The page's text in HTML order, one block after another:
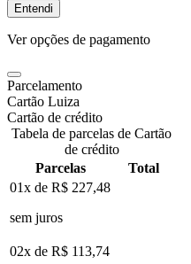
Entendi
Ver opções de pagamento
Parcelamento
Cartão Luiza
Cartão de crédito
Tabela de parcelas de Cartão
de crédito
Parcelas
Total
01x de R$ 227,48
sem juros
02x de R$ 113,74